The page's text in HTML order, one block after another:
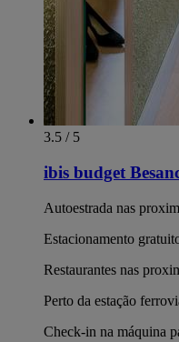
3.5 / 5
ibis budget
Autoestrada nas
Estacionamento
Restaurantes nas
Perto da estação
Check-in na máquina